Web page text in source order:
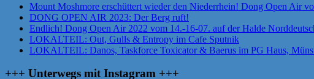
Mount Moshmore erschüttert wieder den Niederrhein! Dong Open Air
DONG OPEN AIR 2023: Der Berg ruft!
Endlich! Dong Open Air 2022 vom 14.-16-07. auf der Halde
LOKALTEIL: Out, Gulls & Entropy im Cafe Sputnik
LOKALTEIL: Danos, Taskforce Toxicator & Baerus im PG Haus,
+++ Unterwegs mit Instagram +++